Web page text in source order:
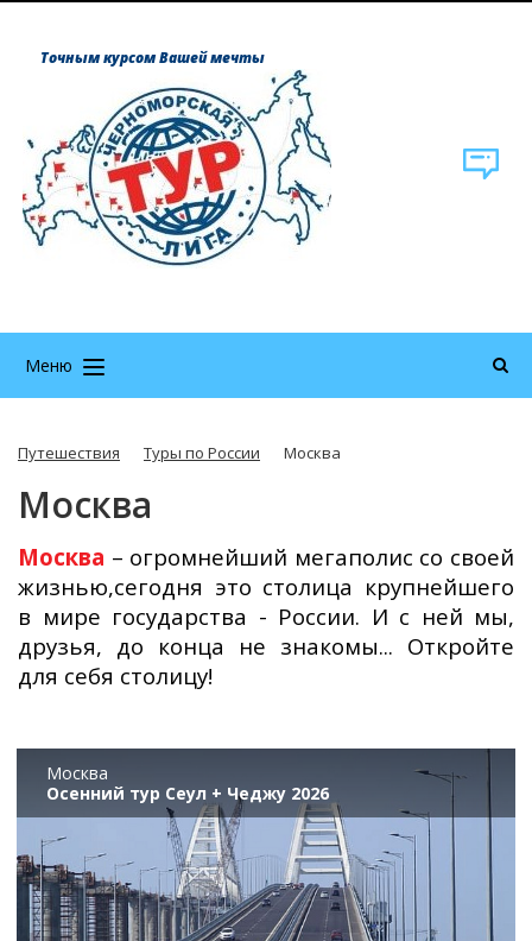
Точным курсом Вашей мечты
Меню
Путешествия Туры по России Москва
Москва
Москва – огромнейший мегаполис со своей
жизнью,сегодня это столица крупнейшего
в мире государства - России. И с ней мы,
друзья, до конца не знакомы... Откройте
для себя столицу!
Москва
Осенний тур Сеул + Чеджу 2026